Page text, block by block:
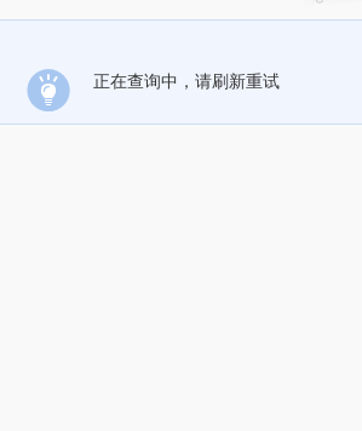
正在查询中，请刷新重试